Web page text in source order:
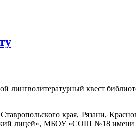
лингволитературный квест
края, Рязани,
лицей», МБОУ «СОШ №18 имени